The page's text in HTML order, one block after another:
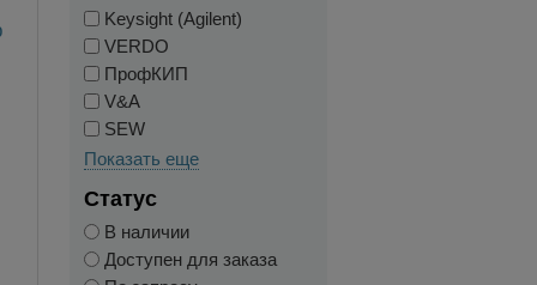
Keysight (Agilent)
VERDO
ПрофКИП
V&A
SEW
Показать еще
Статус
В наличии
Доступен для заказа